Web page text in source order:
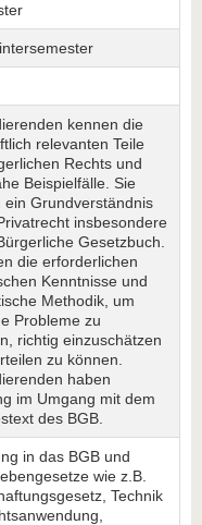
kennen die
relevanten Teile
Rechts und
Beispielfälle. Sie
ein Grundverständnis
insbesondere
Gesetzbuch.
die erforderlichen
Kenntnisse und
Methodik, um
Probleme zu
richtig einzuschätzen
zu können.
haben
im Umgang mit dem
des BGB.
in das BGB und
wie z.B.
Technik